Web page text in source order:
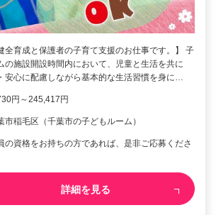
全育成と保護者の子育て支援のお仕事です。】 子
の施設開設時間内において、児童と生活を共に
安心に配慮しながら基本的な生活習慣を身に…
円～245,417円
市稲毛区（千葉市の子どもルーム）
の資格をお持ちの方であれば、是非ご応募くださ
詳細を見る